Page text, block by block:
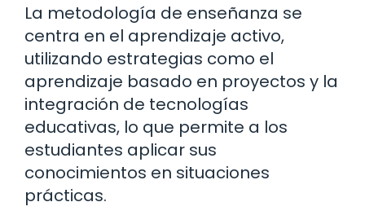
La metodología de enseñanza se
centra en el aprendizaje activo,
utilizando estrategias como el
aprendizaje basado en proyectos y la
integración de tecnologías
educativas, lo que permite a los
estudiantes aplicar sus
conocimientos en situaciones
prácticas.